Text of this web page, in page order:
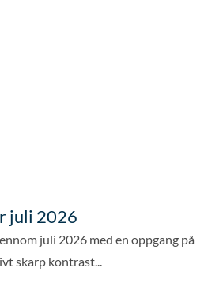
juli 2026
juli 2026 med en oppgang på
skarp kontrast...